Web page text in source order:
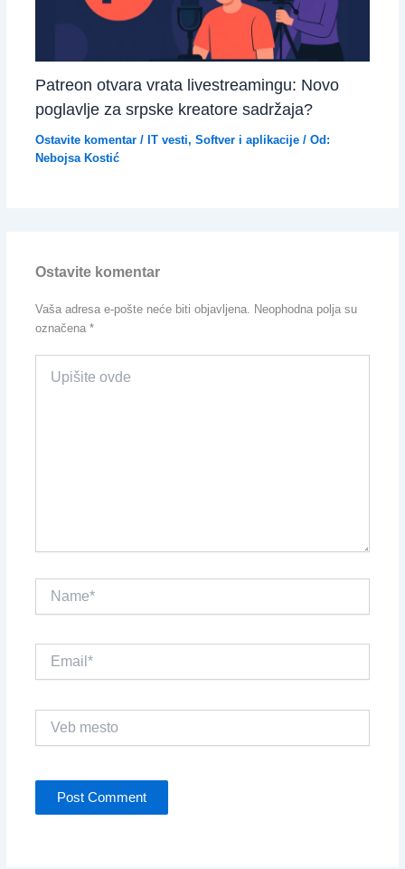
Patreon otvara vrata livestreamingu: Novo
poglavlje za srpske kreatore sadržaja?
Ostavite komentar / IT vesti, Softver i aplikacije/ Od:
Nebojsa Kostić
Ostavite komentar
Vaša adresa e-pošte neće biti objavljena.
Neophodna polja su
označena *
ovde
Email*
mesto